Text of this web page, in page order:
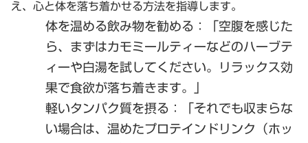
え、心と体を落ち着かせる方法を指導します。
体を温める飲み物を勧める ：「空腹を感じた
ら、まずはカモミールティーなどのハーブテ
ィーや白湯を試してください。リラックス効
果で食欲が落ち着きます。」
軽いタンパク質を摂る ：「それでも収まらな
い場合は、温めたプロテインドリンク（ホッ